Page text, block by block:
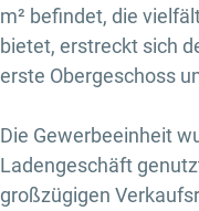
m² befindet, die
bietet, erstreckt sich
erste Obergeschoss
Die Gewerbeeinheit
Ladengeschäft
großzügigen